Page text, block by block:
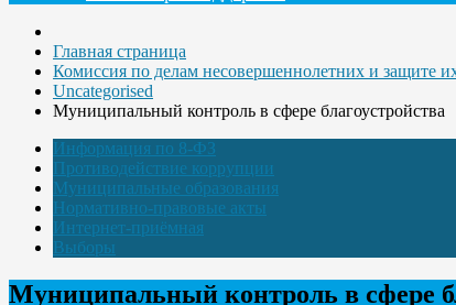
Главная страница
Комиссия по делам несовершеннолетних и защите
Uncategorised
Муниципальный контроль в сфере благоустройства
Информация по 8-ФЗ
Противодействие коррупции
Муниципальные образования
Нормативно-правовые акты
Интернет-приёмная
Выборы
Муниципальный контроль в сфере